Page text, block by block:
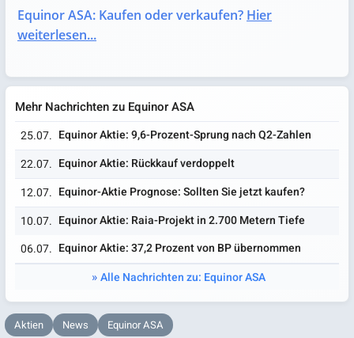
Equinor ASA: Kaufen oder verkaufen? Hier
weiterlesen...
Mehr Nachrichten zu Equinor ASA
25.07. Equinor Aktie: 9,6-Prozent-Sprung nach Q2-Zahlen
22.07. Equinor Aktie: Rückkauf verdoppelt
12.07. Equinor-Aktie Prognose: Sollten Sie jetzt kaufen?
10.07. Equinor Aktie: Raia-Projekt in 2.700 Metern Tiefe
06.07. Equinor Aktie: 37,2 Prozent von BP übernommen
Alle Nachrichten zu: Equinor ASA
Aktien News Equinor ASA